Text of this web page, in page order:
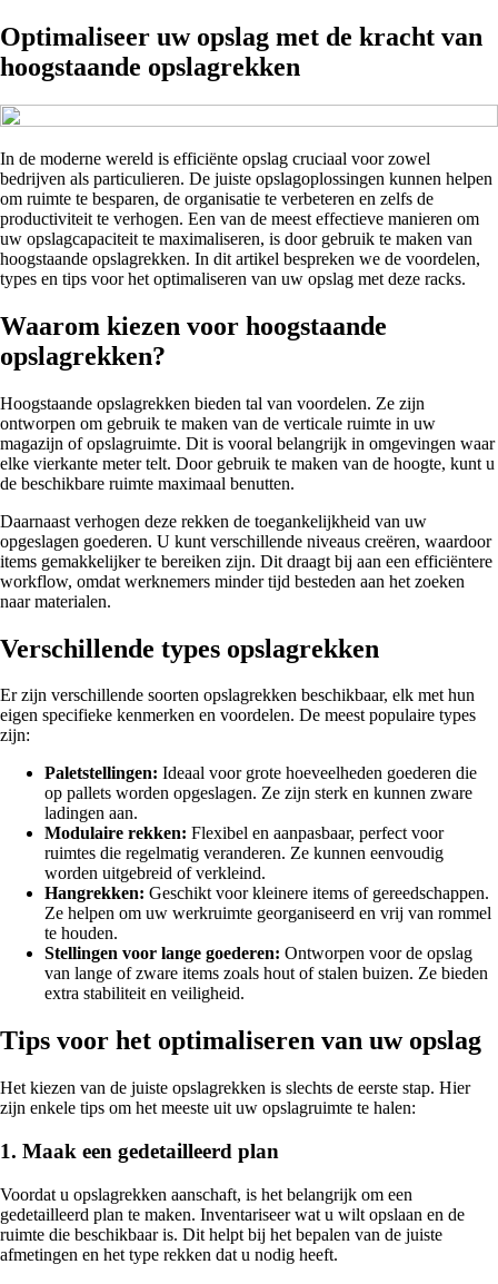
Optimaliseer uw opslag met de kracht van
hoogstaande opslagrekken
In de moderne wereld is efficiënte opslag cruciaal voor zowel
bedrijven als particulieren. De juiste opslagoplossingen kunnen helpen
om ruimte te besparen, de organisatie te verbeteren en zelfs de
productiviteit te verhogen. Een van de meest effectieve manieren om
uw opslagcapaciteit te maximaliseren, is door gebruik te maken van
hoogstaande opslagrekken. In dit artikel bespreken we de voordelen,
types en tips voor het optimaliseren van uw opslag met deze racks.
Waarom kiezen voor hoogstaande
opslagrekken?
Hoogstaande opslagrekken bieden tal van voordelen. Ze zijn
ontworpen om gebruik te maken van de verticale ruimte in uw
magazijn of opslagruimte. Dit is vooral belangrijk in omgevingen waar
elke vierkante meter telt. Door gebruik te maken van de hoogte, kunt u
de beschikbare ruimte maximaal benutten.
Daarnaast verhogen deze rekken de toegankelijkheid van uw
opgeslagen goederen. U kunt verschillende niveaus creëren, waardoor
items gemakkelijker te bereiken zijn. Dit draagt bij aan een efficiëntere
workflow, omdat werknemers minder tijd besteden aan het zoeken
naar materialen.
Verschillende types opslagrekken
Er zijn verschillende soorten opslagrekken beschikbaar, elk met hun
eigen specifieke kenmerken en voordelen. De meest populaire types
zijn:
Paletstellingen: Ideaal voor grote hoeveelheden goederen die
op pallets worden opgeslagen. Ze zijn sterk en kunnen zware
ladingen aan.
Modulaire rekken: Flexibel en aanpasbaar, perfect voor
ruimtes die regelmatig veranderen. Ze kunnen eenvoudig
worden uitgebreid of verkleind.
Hangrekken: Geschikt voor kleinere items of gereedschappen.
Ze helpen om uw werkruimte georganiseerd en vrij van rommel
te houden.
Stellingen voor lange goederen: Ontworpen voor de opslag
van lange of zware items zoals hout of stalen buizen. Ze bieden
extra stabiliteit en veiligheid.
Tips voor het optimaliseren van uw opslag
Het kiezen van de juiste opslagrekken is slechts de eerste stap. Hier
zijn enkele tips om het meeste uit uw opslagruimte te halen:
1. Maak een gedetailleerd plan
Voordat u opslagrekken aanschaft, is het belangrijk om een
gedetailleerd plan te maken. Inventariseer wat u wilt opslaan en de
ruimte die beschikbaar is. Dit helpt bij het bepalen van de juiste
afmetingen en het type rekken dat u nodig heeft.